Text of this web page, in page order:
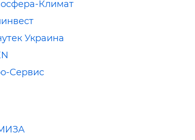
Климат
Украина
Сервис